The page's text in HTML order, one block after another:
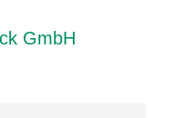
GmbH